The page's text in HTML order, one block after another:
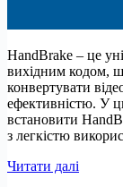
HandBrake – це
вихідним кодом,
конвертувати
ефективністю. У
встановити
з легкістю
Читати далі